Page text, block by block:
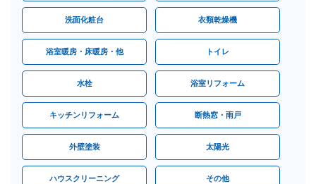
洗面化粧台 衣類乾燥機
浴室暖房・床暖房・他 トイレ
水栓 浴室リフォーム
キッチンリフォーム 断熱窓・雨戸
外壁塗装 太陽光
ハウスクリーニング その他